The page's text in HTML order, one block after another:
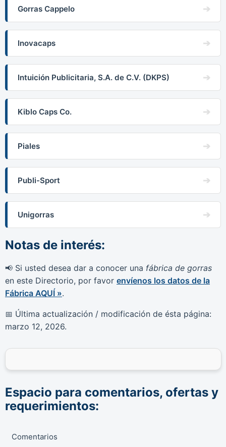
Gorras Cappelo
Inovacaps
Intuición Publicitaria, S.A. de C.V. (DKPS)
Kiblo Caps Co.
Piales
Publi-Sport
Unigorras
Notas de interés:
📢 Si usted desea dar a conocer una fábrica de gorras
en este Directorio, por favor envíenos los datos de la
Fábrica AQUÍ ».
📅 Última actualización / modificación de ésta página:
marzo 12, 2026.
Espacio para comentarios, ofertas y
requerimientos:
Comentarios